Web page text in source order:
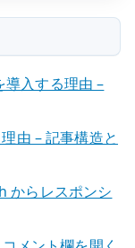
入する理由 –
由 – 記事構造と
からレスポンシ